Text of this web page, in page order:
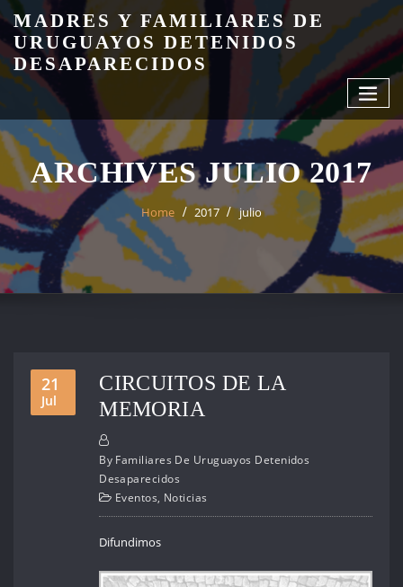
Skip
content
MADRES Y FAMILIARES DE
URUGUAYOS DETENIDOS
DESAPARECIDOS
ARCHIVES JULIO 2017
Home 2017 julio
21
Jul
CIRCUITOS DE LA
MEMORIA
By Familiares De Uruguayos Detenidos
Desaparecidos
Eventos, Noticias
Difundimos